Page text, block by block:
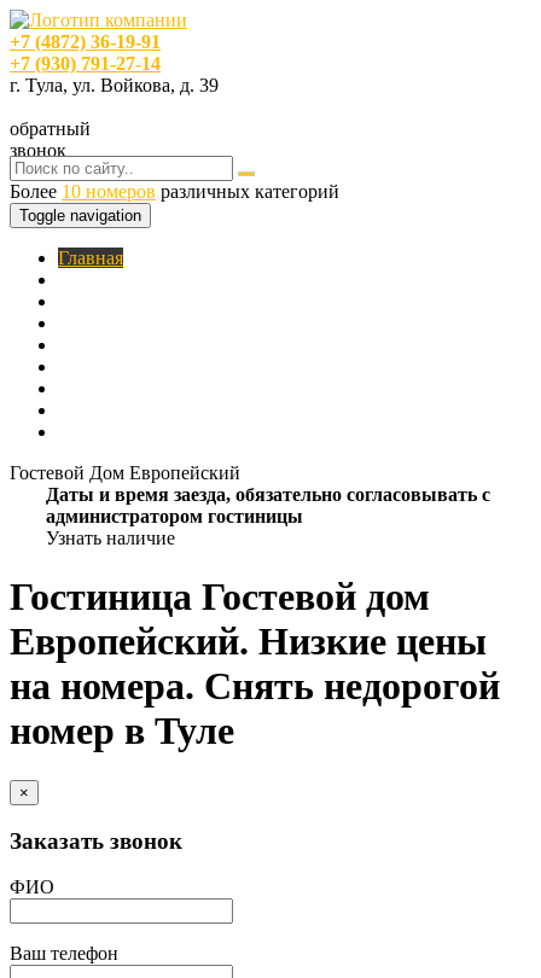
+7 (4872) 36-19-91
+7 (930) 791-27-14
г. Тула, ул. Войкова, д. 39
обратный
звонок
Более 10 номеров различных категорий
Toggle navigation
Главная
Гостевой Дом Европейский
Даты и время заезда, обязательно согласовывать с
администратором гостиницы
Узнать наличие
Гостиница Гостевой дом
Европейский. Низкие цены
на номера. Снять недорогой
номер в Туле
×
Заказать звонок
ФИО
Ваш телефон